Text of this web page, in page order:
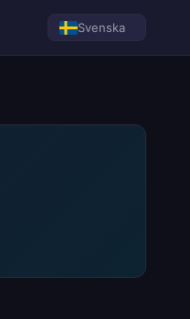
Svenska